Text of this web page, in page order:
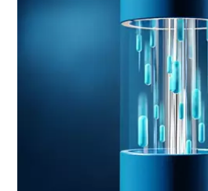
10 Schritte hin zu einer